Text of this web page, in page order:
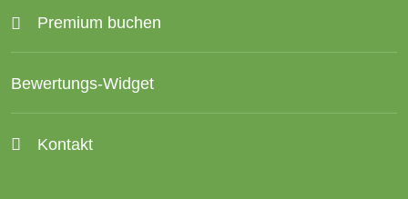
Premium buchen
Bewertungs-Widget
Kontakt